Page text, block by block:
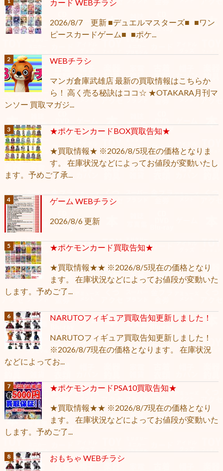
カード WEBチラシ
2026/8/7 更新 ■デュエルマスターズ■ ■ワン
ピースカードゲーム■ ■ポケ...
WEBチラシ
マンガ倉庫武雄店 最新の買取情報はこちらか
ら！ 高く売る秘訣はココ☆ ★OTAKARA月刊マ
ンソー 買取マガジ...
★ポケモンカードBOX買取告知★
★買取情報★ ※2026/8/5現在の価格となりま
す。 在庫状況などによってお値段が変動いたし
ます。予めご了承...
ゲーム WEBチラシ
2026/8/6 更新
★ポケモンカード買取告知★
★買取情報★★ ※2026/8/5現在の価格となり
ます。 在庫状況などによってお値段が変動いた
します。予めご了...
NARUTOフィギュア買取告知更新しました！
NARUTOフィギュア買取告知更新しました！
※2026/8/7現在の価格となります。 在庫状況
などによってお...
★ポケモンカードPSA10買取告知★
★買取情報★★ ※2026/8/7現在の価格となり
ます。 在庫状況などによってお値段が変動いた
します。予めご了...
おもちゃ WEBチラシ